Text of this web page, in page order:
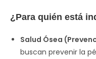
¿Para quién está
Salud Ósea
buscan prevenir la